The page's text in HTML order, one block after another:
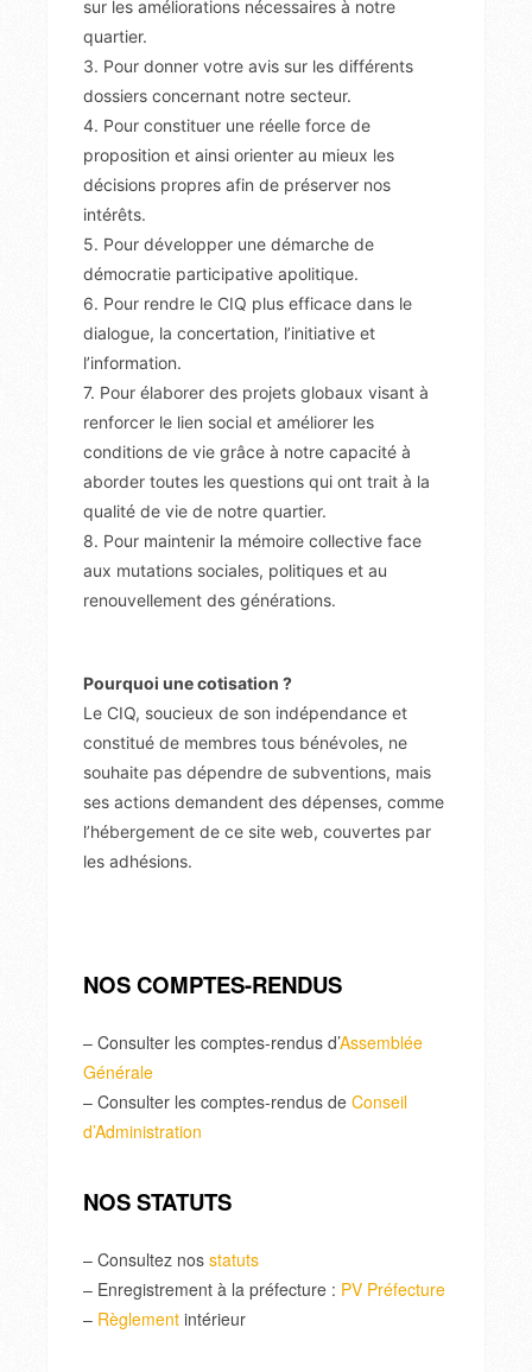
sur les améliorations nécessaires à notre
quartier.
3. Pour donner votre avis sur les différents
dossiers concernant notre secteur.
4. Pour constituer une réelle force de
proposition et ainsi orienter au mieux les
décisions propres afin de préserver nos
intérêts.
5. Pour développer une démarche de
démocratie participative apolitique.
6. Pour rendre le CIQ plus efficace dans le
dialogue, la concertation, l’initiative et
l’information.
7. Pour élaborer des projets globaux visant à
renforcer le lien social et améliorer les
conditions de vie grâce à notre capacité à
aborder toutes les questions qui ont trait à la
qualité de vie de notre quartier.
8. Pour maintenir la mémoire collective face
aux mutations sociales, politiques et au
renouvellement des générations.
Pourquoi une cotisation ?
Le CIQ, soucieux de son indépendance et
constitué de membres tous bénévoles, ne
souhaite pas dépendre de subventions, mais
ses actions demandent des dépenses, comme
l’hébergement de ce site web, couvertes par
les adhésions.
NOS COMPTES-RENDUS
– Consulter les comptes-rendus d’Assemblée
Générale
– Consulter les comptes-rendus de Conseil
d’Administration
NOS STATUTS
– Consultez nos statuts
– Enregistrement à la préfecture : PV Préfecture
– Règlement intérieur